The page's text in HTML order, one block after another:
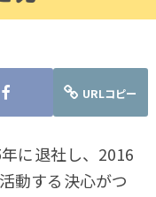
URLコピー
に退社し、2016
動する決心がつ